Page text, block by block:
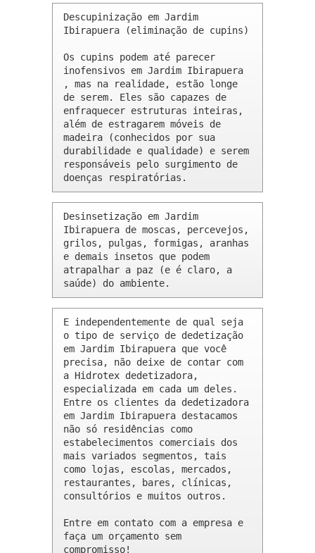
Descupinização em Jardim
Ibirapuera (eliminação de cupins)
Os cupins podem até parecer
inofensivos em Jardim Ibirapuera
, mas na realidade, estão longe
de serem. Eles são capazes de
enfraquecer estruturas inteiras,
além de estragarem móveis de
madeira (conhecidos por sua
durabilidade e qualidade) e serem
responsáveis pelo surgimento de
doenças respiratórias.
Desinsetização em Jardim
Ibirapuera de moscas, percevejos,
grilos, pulgas, formigas, aranhas
e demais insetos que podem
atrapalhar a paz (e é claro, a
saúde) do ambiente.
E independentemente de qual seja
o tipo de serviço de dedetização
em Jardim Ibirapuera que você
precisa, não deixe de contar com
a Hidrotex dedetizadora,
especializada em cada um deles.
Entre os clientes da dedetizadora
em Jardim Ibirapuera destacamos
não só residências como
estabelecimentos comerciais dos
mais variados segmentos, tais
como lojas, escolas, mercados,
restaurantes, bares, clínicas,
consultórios e muitos outros.
Entre em contato com a empresa e
faça um orçamento sem
compromisso!